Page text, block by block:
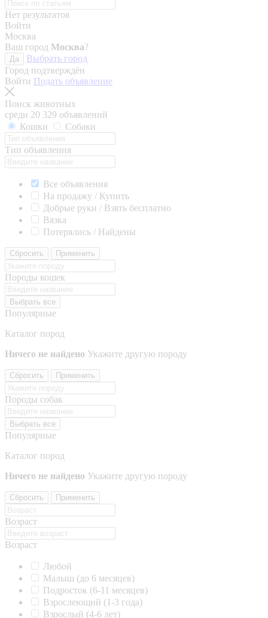
Нет результатов
Войти
Москва
Ваш город Москва?
Да
Выбрать город
Город подтверждён
Войти Подать объявление
Поиск животных
среди 20 329 объявлений
Кошки
Собаки
Тип объявления
Все объявления
На продажу / Купить
Добрые руки / Взять бесплатно
Вязка
Потерялись / Найдены
Сбросить Применить
Породы кошек
Выбрать все
Популярные
Каталог пород
Ничего не найдено Укажите другую породу
Сбросить Применить
Породы собак
Выбрать все
Популярные
Каталог пород
Ничего не найдено Укажите другую породу
Сбросить Применить
Возраст
Возраст
Любой
Малыш (до 6 месяцев)
Подросток (6-11 месяцев)
Взрослеющий (1-3 года)
Взрослый (4-6 лет)